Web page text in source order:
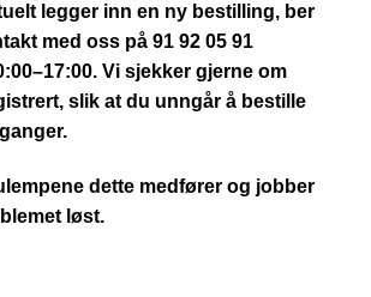
legger inn en ny bestilling, ber
med oss på 91 92 05 91
Vi sjekker gjerne om
slik at du unngår å bestille
dette medfører og jobber
løst.